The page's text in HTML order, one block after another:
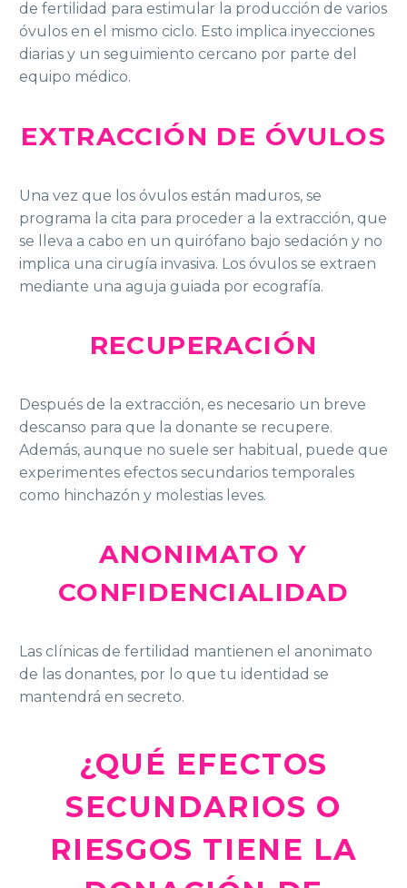
de fertilidad para estimular la producción de varios
óvulos en el mismo ciclo. Esto implica inyecciones
diarias y un seguimiento cercano por parte del
equipo médico.
EXTRACCIÓN DE ÓVULOS
Una vez que los óvulos están maduros, se
programa la cita para proceder a la extracción, que
se lleva a cabo en un quirófano bajo sedación y no
implica una cirugía invasiva. Los óvulos se extraen
mediante una aguja guiada por ecografía.
RECUPERACIÓN
Después de la extracción, es necesario un breve
descanso para que la donante se recupere.
Además, aunque no suele ser habitual, puede que
experimentes efectos secundarios temporales
como hinchazón y molestias leves.
ANONIMATO Y
CONFIDENCIALIDAD
Las clínicas de fertilidad mantienen el anonimato
de las donantes, por lo que tu identidad se
mantendrá en secreto.
¿QUÉ EFECTOS
SECUNDARIOS O
RIESGOS TIENE LA